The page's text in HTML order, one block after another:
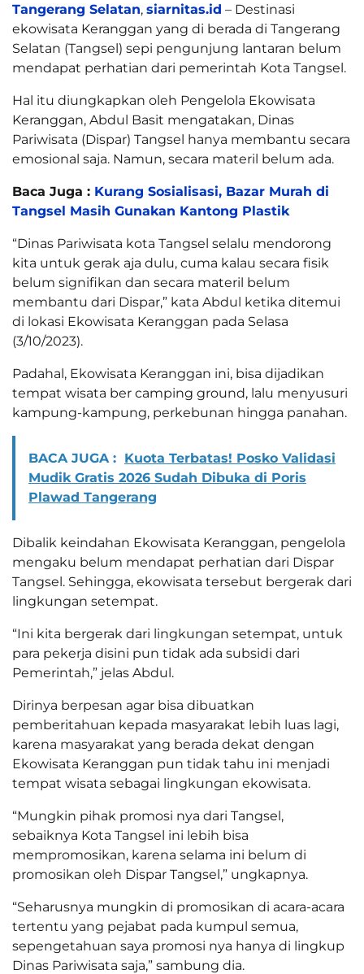
Tangerang Selatan, siarnitas.id – Destinasi
ekowisata Keranggan yang di berada di Tangerang
Selatan (Tangsel) sepi pengunjung lantaran belum
mendapat perhatian dari pemerintah Kota Tangsel.
Hal itu diungkapkan oleh Pengelola Ekowisata
Keranggan, Abdul Basit mengatakan, Dinas
Pariwisata (Dispar) Tangsel hanya membantu secara
emosional saja. Namun, secara materil belum ada.
Baca Juga : Kurang Sosialisasi, Bazar Murah di
Tangsel Masih Gunakan Kantong Plastik
“Dinas Pariwisata kota Tangsel selalu mendorong
kita untuk gerak aja dulu, cuma kalau secara fisik
belum signifikan dan secara materil belum
membantu dari Dispar,” kata Abdul ketika ditemui
di lokasi Ekowisata Keranggan pada Selasa
(3/10/2023).
Padahal, Ekowisata Keranggan ini, bisa dijadikan
tempat wisata ber camping ground, lalu menyusuri
kampung-kampung, perkebunan hingga panahan.
BACA JUGA : Kuota Terbatas! Posko Validasi
Mudik Gratis 2026 Sudah Dibuka di Poris
Plawad Tangerang
Dibalik keindahan Ekowisata Keranggan, pengelola
mengaku belum mendapat perhatian dari Dispar
Tangsel. Sehingga, ekowisata tersebut bergerak dari
lingkungan setempat.
“Ini kita bergerak dari lingkungan setempat, untuk
para pekerja disini pun tidak ada subsidi dari
Pemerintah,” jelas Abdul.
Dirinya berpesan agar bisa dibuatkan
pemberitahuan kepada masyarakat lebih luas lagi,
karena masyarakat yang berada dekat dengan
Ekowisata Keranggan pun tidak tahu ini menjadi
tempat wisata sebagai lingkungan ekowisata.
“Mungkin pihak promosi nya dari Tangsel,
sebaiknya Kota Tangsel ini lebih bisa
mempromosikan, karena selama ini belum di
promosikan oleh Dispar Tangsel,” ungkapnya.
“Seharusnya mungkin di promosikan di acara-acara
tertentu yang pejabat pada kumpul semua,
sepengetahuan saya promosi nya hanya di lingkup
Dinas Pariwisata saja,” sambung dia.